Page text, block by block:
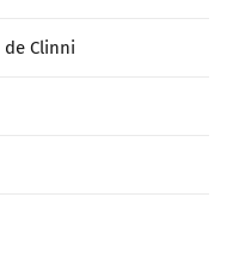
Clinni